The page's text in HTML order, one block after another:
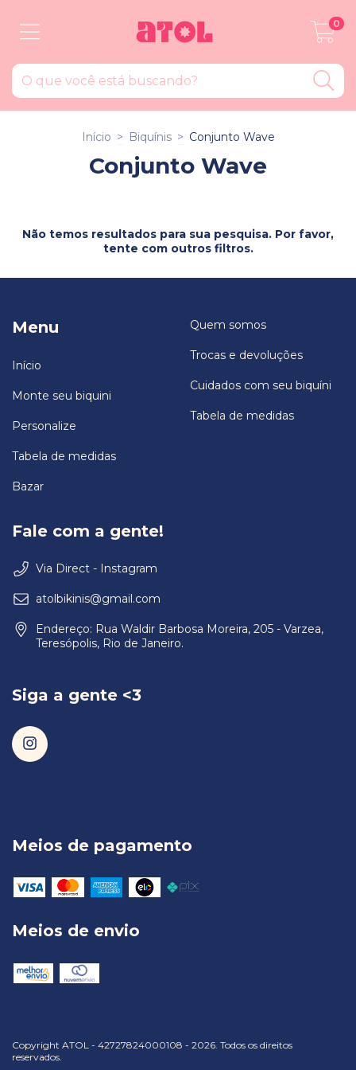
0
Início > Biquínis > Conjunto Wave
Conjunto Wave
Não temos resultados para sua pesquisa. Por favor,
tente com outros filtros.
Menu
Início
Monte seu biquini
Personalize
Tabela de medidas
Bazar
Quem somos
Trocas e devoluções
Cuidados com seu biquíni
Tabela de medidas
Fale com a gente!
Via Direct - Instagram
atolbikinis@gmail.com
Endereço: Rua Waldir Barbosa Moreira, 205 - Varzea,
Teresópolis, Rio de Janeiro.
Siga a gente <3
Meios de pagamento
Meios de envio
Copyright ATOL - 42727824000108 - 2026. Todos os direitos
reservados.